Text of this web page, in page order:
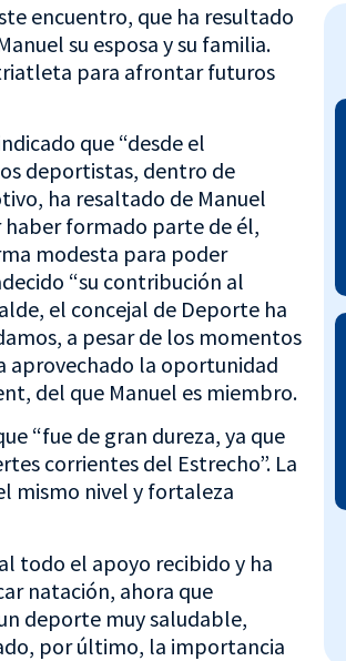
encuentro, que ha resultado
su esposa y su familia.
para afrontar futuros
que “desde el
deportistas, dentro de
ha resaltado de Manuel
formado parte de él,
modesta para poder
“su contribución al
el concejal de Deporte ha
a pesar de los momentos
aprovechado la oportunidad
del que Manuel es miembro.
“fue de gran dureza, ya que
corrientes del Estrecho”. La
mismo nivel y fortaleza
todo el apoyo recibido y ha
natación, ahora que
deporte muy saludable,
por último, la importancia